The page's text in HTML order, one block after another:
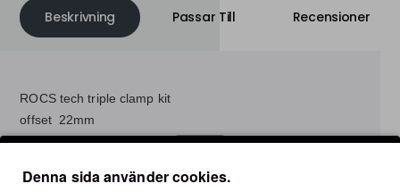
Beskrivning Passar Till Recensioner
ROCS tech triple clamp kit
offset 22mm
Denna sida använder cookies.